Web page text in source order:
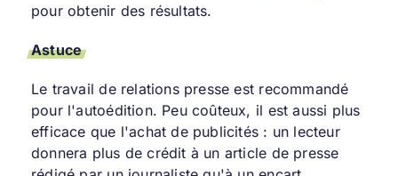
pour obtenir des résultats.
Astuce
Le travail de relations presse est recommandé
pour l'autoédition. Peu coûteux, il est aussi plus
efficace que l'achat de publicités : un lecteur
donnera plus de crédit à un article de presse